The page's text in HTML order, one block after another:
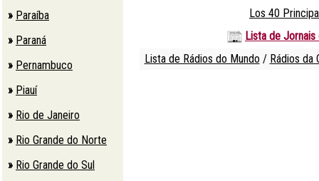
» Paraíba
» Paraná
» Pernambuco
» Piauí
» Rio de Janeiro
» Rio Grande do Norte
» Rio Grande do Sul
Los 40
Lista de Jornais
Lista de Rádios do Mundo / Rádios da